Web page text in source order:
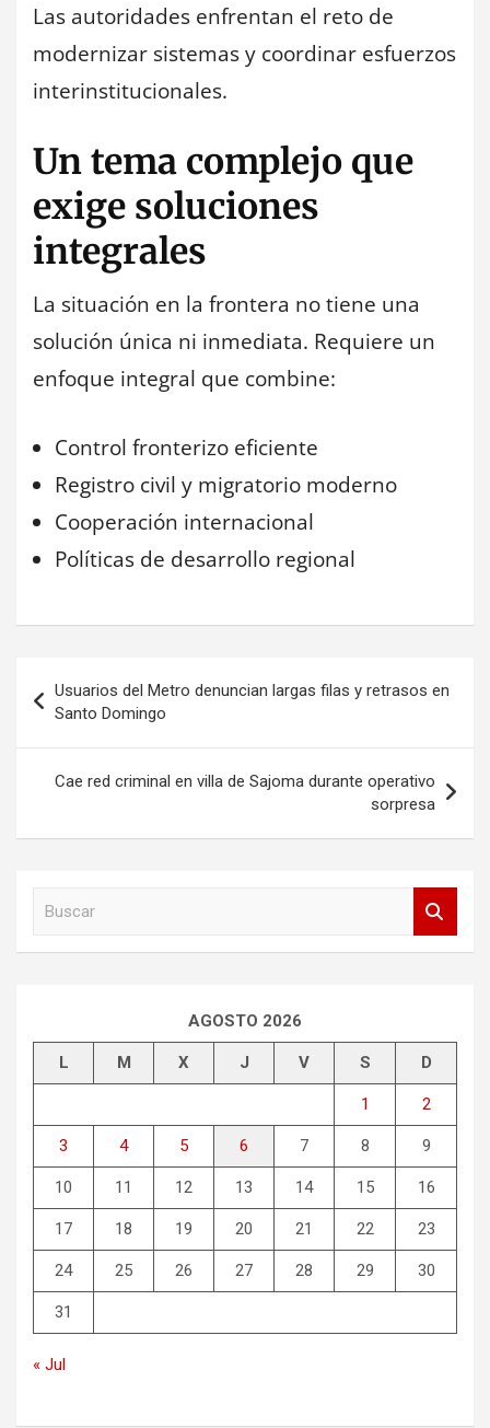
Las autoridades enfrentan el reto de
modernizar sistemas y coordinar esfuerzos
interinstitucionales.
Un tema complejo que
exige soluciones
integrales
La situación en la frontera no tiene una
solución única ni inmediata. Requiere un
enfoque integral que combine:
Control fronterizo eficiente
Registro civil y migratorio moderno
Cooperación internacional
Políticas de desarrollo regional
Navegación
de
entradas
Usuarios del Metro denuncian largas filas y retrasos en
Santo Domingo
Cae red criminal en villa de Sajoma durante operativo
sorpresa
AGOSTO 2026
L M X J V S D
1 2
3 4 5 6 7 8 9
10 11 12 13 14 15 16
17 18 19 20 21 22 23
24 25 26 27 28 29 30
31
« Jul